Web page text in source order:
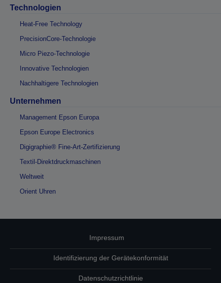
Technologien
Heat-Free Technology
PrecisionCore-Technologie
Micro Piezo-Technologie
Innovative Technologien
Nachhaltigere Technologien
Unternehmen
Management Epson Europa
Epson Europe Electronics
Digigraphie® Fine-Art-Zertifizierung
Textil-Direktdruckmaschinen
Weltweit
Orient Uhren
Impressum
Identifizierung der Gerätekonformität
Datenschutzrichtlinie